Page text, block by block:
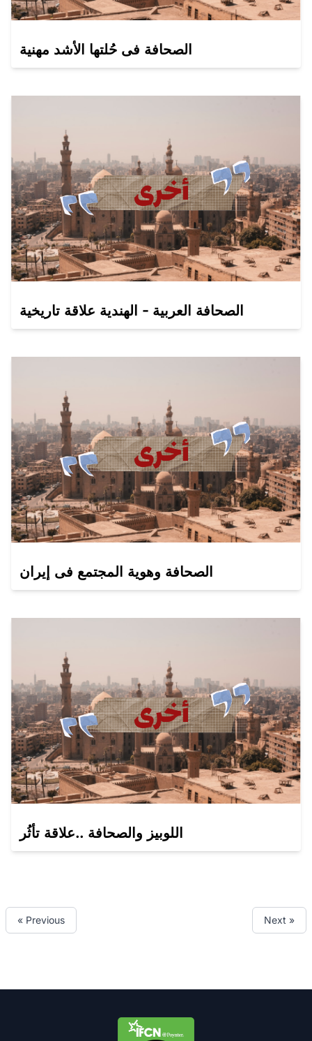
الصحافة فى حُلتها الأشد مهنية
الصحافة العربية - الهندية علاقة تاريخية
الصحافة وهوية المجتمع فى إيران
اللوبيز والصحافة ..علاقة تأثُر
« Previous Next »